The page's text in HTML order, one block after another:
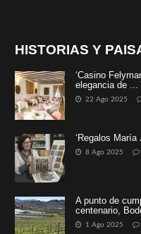
HISTORIAS Y
‘Casino
elegancia de ...
22 Ago 2025
‘Regalos María
8 Ago 2025
A punto de
centenario,
1 Ago 2025